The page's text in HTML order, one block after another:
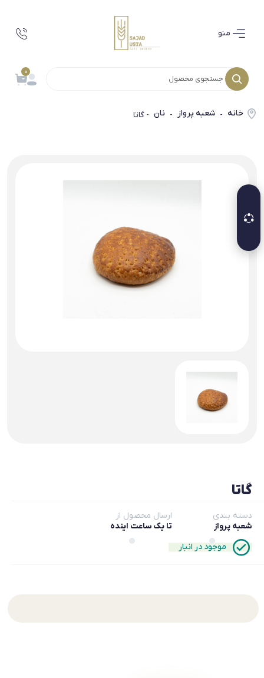
0
خانه - شعبه پرواز - نان - گاتا
گاتا
موجود در انبار
دسته بندی
شعبه پرواز
ارسال محصول از
تا یک ساعت اینده